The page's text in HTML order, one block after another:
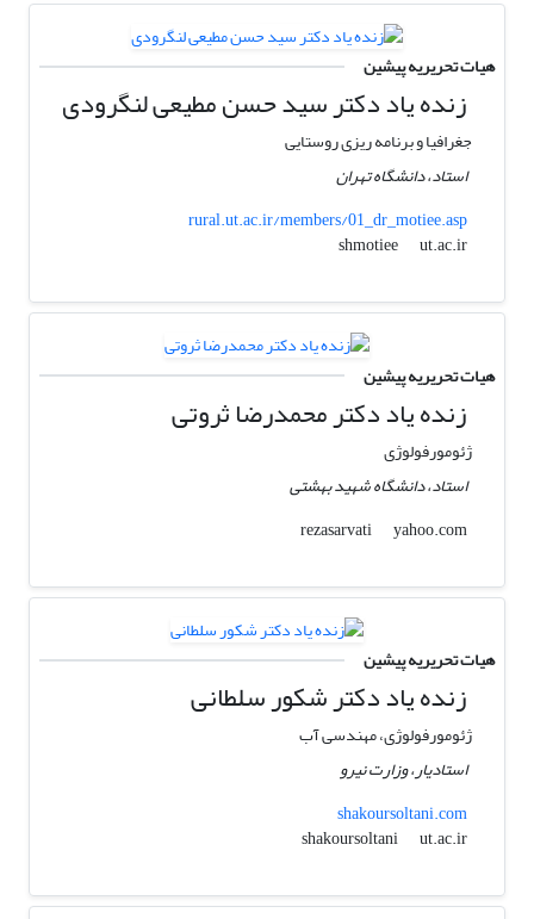
هیات تحریریه پیشین
زنده یاد دکتر سید حسن مطیعی لنگرودی
جغرافیا و برنامه ریزی روستایی
استاد، دانشگاه تهران
rural.ut.ac.ir/members/01_dr_motiee.asp
shmotiee
ut.ac.ir
هیات تحریریه پیشین
زنده یاد دکتر محمدرضا ثروتی
ژئومورفولوژی
استاد، دانشگاه شهید بهشتی
rezasarvati
yahoo.com
هیات تحریریه پیشین
زنده یاد دکتر شکور سلطانی
ژئومورفولوژی، مهندسی آب
استادیار، وزارت نیرو
shakoursoltani.com
shakoursoltani
ut.ac.ir